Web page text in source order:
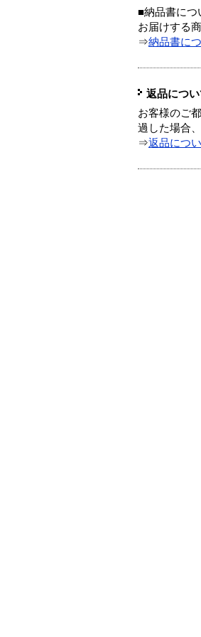
■納品書につ
お届けする
⇒納品書に
返品につい
お客様のご
過した場合
⇒返品につ